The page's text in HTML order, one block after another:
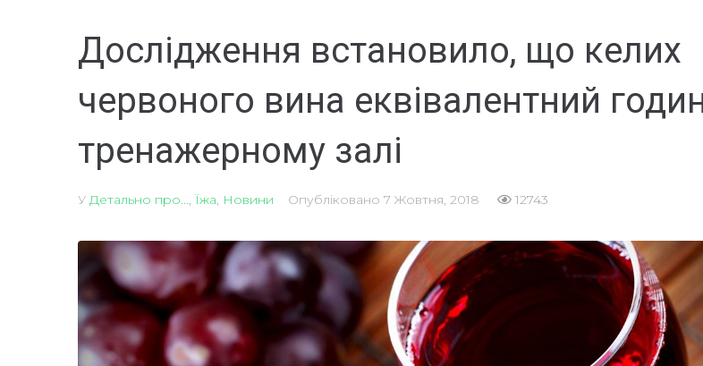
Дослідження встановило, що келих
червоного вина еквівалентний
тренажерному залі
У Детально про..., Їжа, Новини Опубліковано 7 Жовтня, 2018 12743